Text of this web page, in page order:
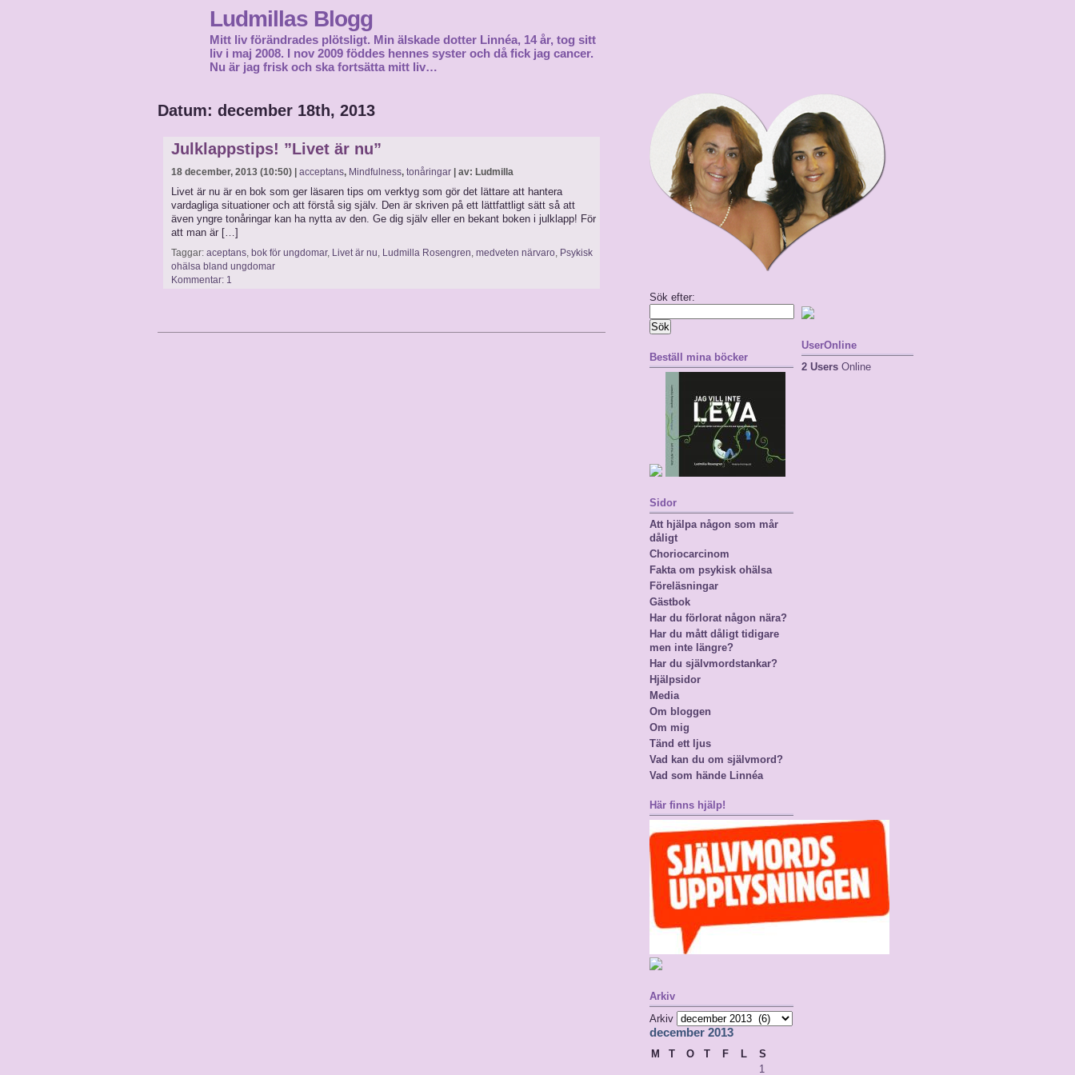
Ludmillas Blogg
Mitt liv förändrades plötsligt. Min älskade dotter Linnéa, 14 år, tog sitt
liv i maj 2008. I nov 2009 föddes hennes syster och då fick jag cancer.
Nu är jag frisk och ska fortsätta mitt liv…
Datum: december 18th, 2013
Julklappstips! ”Livet är nu”
18 december, 2013 (10:50) | acceptans, Mindfulness, tonåringar | av: Ludmilla
Livet är nu är en bok som ger läsaren tips om verktyg som gör det lättare att hantera
vardagliga situationer och att förstå sig själv. Den är skriven på ett lättfattligt sätt så att
även yngre tonåringar kan ha nytta av den. Ge dig själv eller en bekant boken i julklapp! För
att man är […]
Taggar: aceptans, bok för ungdomar, Livet är nu, Ludmilla Rosengren, medveten närvaro, Psykisk
ohälsa bland ungdomar
Kommentar: 1
Sök efter:
Beställ mina böcker
Sidor
Att hjälpa någon som mår
dåligt
Choriocarcinom
Fakta om psykisk ohälsa
Föreläsningar
Gästbok
Har du förlorat någon nära?
Har du mått dåligt tidigare
men inte längre?
Har du självmordstankar?
Hjälpsidor
Media
Om bloggen
Om mig
Tänd ett ljus
Vad kan du om självmord?
Vad som hände Linnéa
Här finns hjälp!
Arkiv
Arkiv
december 2013
M T O T F L
S
1
UserOnline
2 Users Online